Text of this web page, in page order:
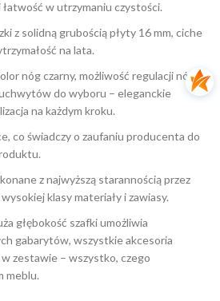
w utrzymaniu czystości.
z solidną grubością płyty 16 mm, ciche
na lata.
nóg czarny, możliwość regulacji nóżek
do wyboru – eleganckie
na każdym kroku.
co świadczy o zaufaniu producenta do
z najwyższą starannością przez
klasy materiały i zawiasy.
głębokość szafki umożliwia
gabarytów, wszystkie akcesoria
zestawie – wszystko, czego
meblu.